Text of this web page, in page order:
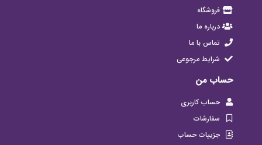
فروشگاه
درباره ما
تماس با ما
شرایط مرجوعی
حساب من
حساب کاربری
سفارشات
جزییات حساب